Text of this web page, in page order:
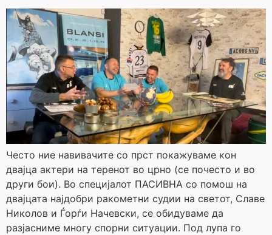
Често ние навивачите со прст покажуваме кон
двајца актери на теренот во црно (се почесто и во
други бои). Во специјалот ПАСИВНА со помош на
двајцата најдобри ракометни судии на светот, Славе
Николов и Ѓорѓи Начевски, се обидуваме да
разјасниме многу спорни ситуации. Под лупа го